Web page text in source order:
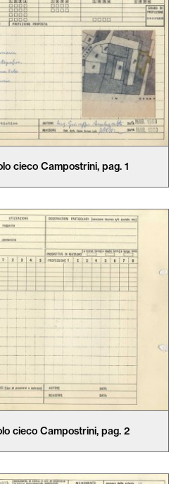
cieco Campostrini, pag. 1
cieco Campostrini, pag. 2